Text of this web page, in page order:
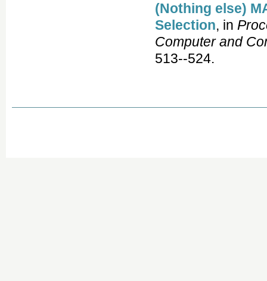
(Nothing else)
Selection, in
Computer and
513--524.